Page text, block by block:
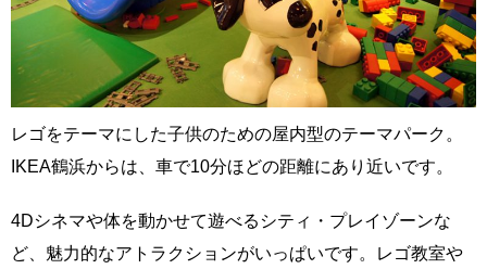
レゴをテーマにした子供のための屋内型のテーマパーク。
IKEA鶴浜からは、車で10分ほどの距離にあり近いです。
4Dシネマや体を動かせて遊べるシティ・プレイゾーンな
ど、魅力的なアトラクションがいっぱいです。レゴ教室や